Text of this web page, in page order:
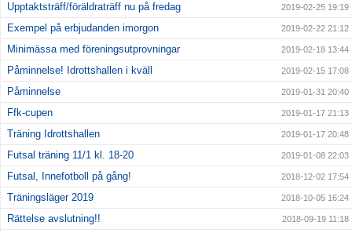
Upptaktsträff/föräldraträff nu på fredag 2019-02-25 19:19
Exempel på erbjudanden imorgon 2019-02-22 21:12
Minimässa med föreningsutprovningar 2019-02-18 13:44
Påminnelse! Idrottshallen i kväll 2019-02-15 17:08
Påminnelse 2019-01-31 20:40
Ffk-cupen 2019-01-17 21:13
Träning Idrottshallen 2019-01-17 20:48
Futsal träning 11/1 kl. 18-20 2019-01-08 22:03
Futsal, Innefotboll på gång! 2018-12-02 17:54
Träningsläger 2019 2018-10-05 16:24
Rättelse avslutning!! 2018-09-19 11:18